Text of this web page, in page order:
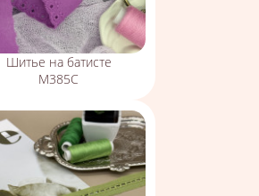
Шитье на батисте
М385С